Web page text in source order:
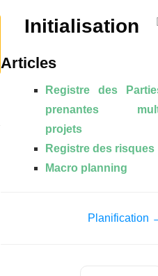
Initialisation
Articles
Registre des
prenantes
projets
Registre des risques
Macro planning
Planification